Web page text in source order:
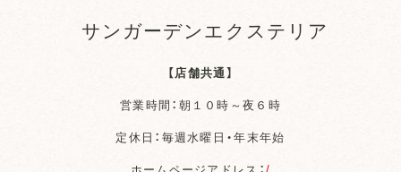
サンガーデンエクステリア
【店舗共通】
営業時間：朝１０時～夜６時
定休日：毎週水曜日・年末年始